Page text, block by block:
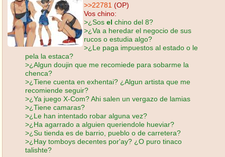
>>22781 (OP)
Vos chino:
>¿Sos el chino del 8?
>¿Va a heredar el negocio de sus
rucos o estudia algo?
>¿Le paga impuestos al estado o le
pela la estaca?
>¿Algun doujin que me recomiede para sobarme la
chenca?
>¿Tiene cuenta en exhentai? ¿Algun artista que me
recomiende seguir?
>¿Ya juego X-Com? Ahi salen un vergazo de lamias
>¿Tiene camaras?
>¿Le han intentado robar alguna vez?
>¿Ha agarrado a alguien queriendole hueviar?
>¿Su tienda es de barrio, pueblo o de carretera?
>¿Hay tomboys decentes por'ay? ¿O puro tinaco
talishte?